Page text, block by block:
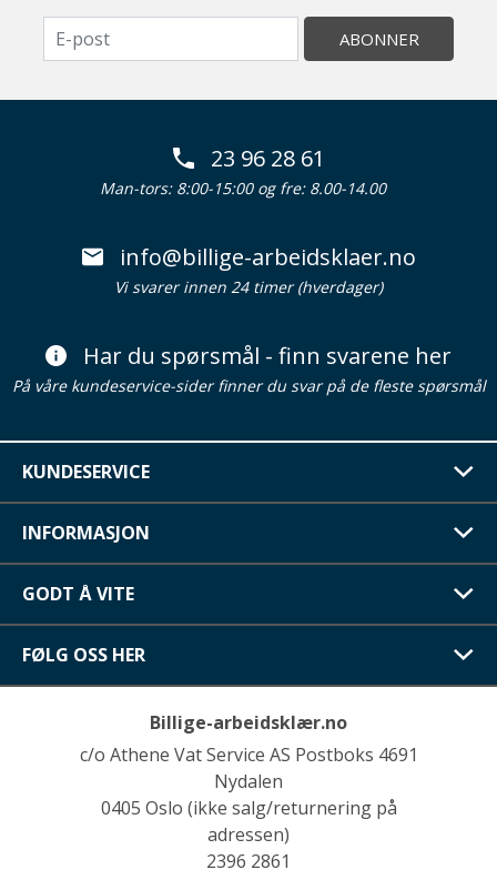
ABONNER
23 96 28 61
Man-tors: 8:00-15:00 og fre: 8.00-14.00
info@billige-arbeidsklaer.no
Vi svarer innen 24 timer (hverdager)
Har du spørsmål - finn svarene her
På våre kundeservice-sider finner du svar på de fleste spørsmål
KUNDESERVICE
INFORMASJON
GODT Å VITE
FØLG OSS HER
Billige-arbeidsklær.no
c/o Athene Vat Service AS Postboks 4691
Nydalen
0405 Oslo (ikke salg/returnering på
adressen)
2396 2861